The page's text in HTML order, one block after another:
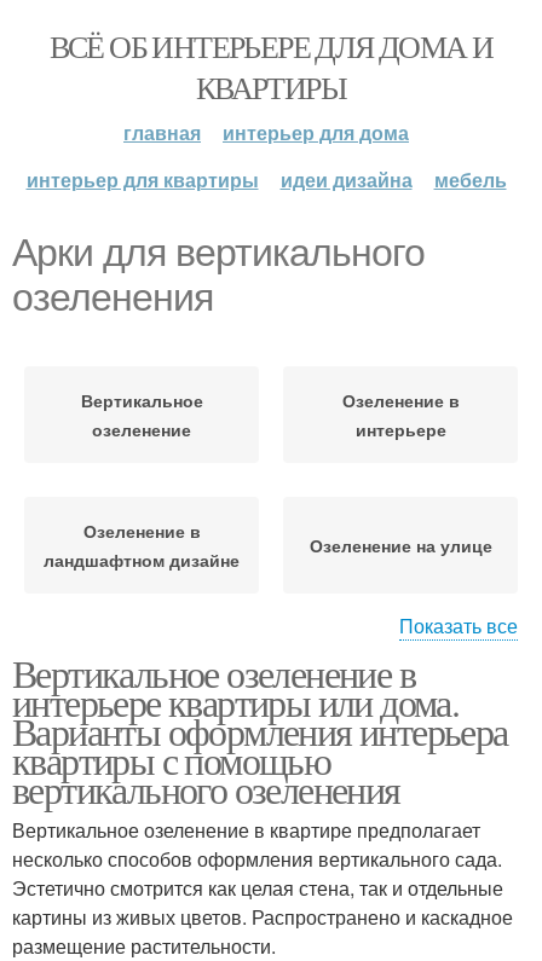
ВСЁ ОБ ИНТЕРЬЕРЕ ДЛЯ ДОМА И
КВАРТИРЫ
главная
интерьер для дома
интерьер для квартиры
идеи дизайна мебель
Арки для вертикального
озеленения
Вертикальное
озеленение
Озеленение в
интерьере
Озеленение в
ландшафтном дизайне
Озеленение на улице
Вертикальный сад
Конструкции для
вертикального
озеленения
Ящики для
вертикального
озеленения
Вертикальные
поверхности
Показать все
Вертикальное озеленение в
интерьере квартиры или дома.
Варианты оформления интерьера
квартиры с помощью
вертикального озеленения
Вертикальное озеленение в квартире предполагает
несколько способов оформления вертикального сада.
Эстетично смотрится как целая стена, так и отдельные
картины из живых цветов. Распространено и каскадное
размещение растительности.